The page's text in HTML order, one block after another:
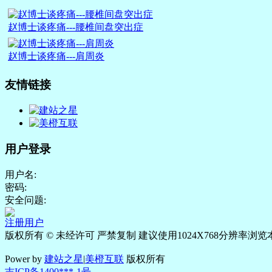
赵博士谈疼痛---腰椎间盘突出症
赵博士谈疼痛---肩周炎
友情链接
用户登录
用户名:
密码:
安全问题:
注册用户
版权所有 © 未经许可 严禁复制 建议使用1024X768分辨率浏览
Power by 建站之星|美橙互联 版权所有